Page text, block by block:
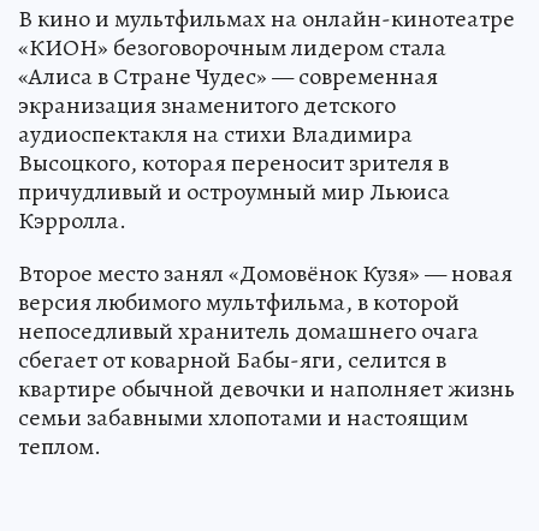
В кино и мультфильмах на онлайн-кинотеатре
«КИОН» безоговорочным лидером стала
«Алиса в Стране Чудес» — современная
экранизация знаменитого детского
аудиоспектакля на стихи Владимира
Высоцкого, которая переносит зрителя в
причудливый и остроумный мир Льюиса
Кэрролла.
Второе место занял «Домовёнок Кузя» — новая
версия любимого мультфильма, в которой
непоседливый хранитель домашнего очага
сбегает от коварной Бабы-яги, селится в
квартире обычной девочки и наполняет жизнь
семьи забавными хлопотами и настоящим
теплом.